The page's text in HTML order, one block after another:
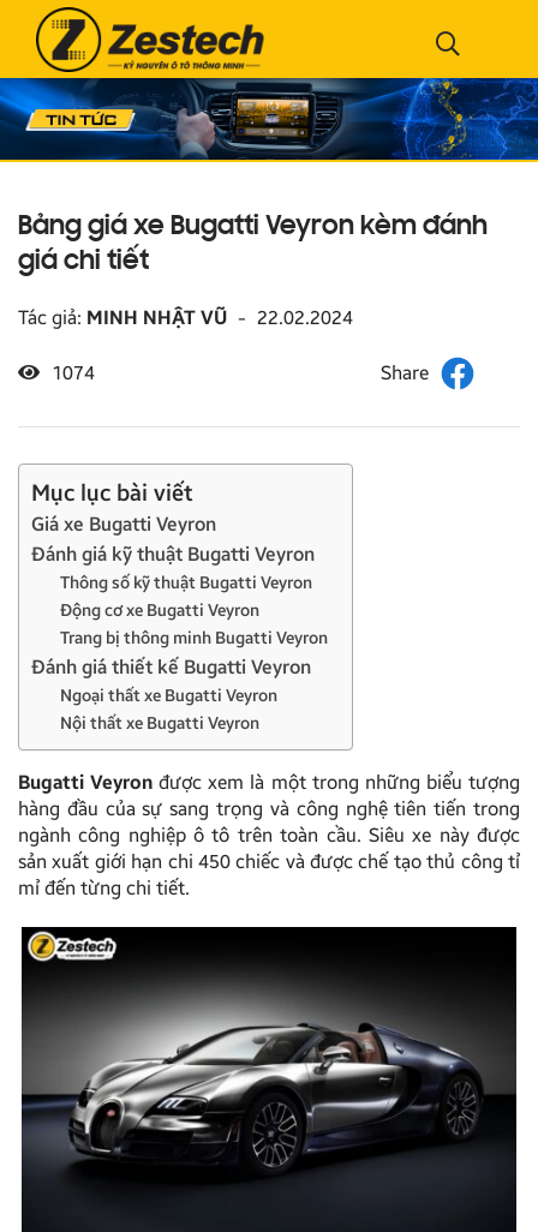
Bảng giá xe Bugatti Veyron kèm đánh
giá chi tiết
Tác giả: MINH NHẬT VŨ - 22.02.2024
1074
Mục lục bài viết
Giá xe Bugatti Veyron
Đánh giá kỹ thuật Bugatti Veyron
Thông số kỹ thuật Bugatti Veyron
Động cơ xe Bugatti Veyron
Trang bị thông minh Bugatti Veyron
Đánh giá thiết kế Bugatti Veyron
Ngoại thất xe Bugatti Veyron
Nội thất xe Bugatti Veyron
Bugatti Veyron được xem là một trong những biểu tượng
hàng đầu của sự sang trọng và công nghệ tiên tiến trong
ngành công nghiệp ô tô trên toàn cầu. Siêu xe này được
sản xuất giới hạn chi 450 chiếc và được chế tạo thủ công tỉ
mỉ đến từng chi tiết.